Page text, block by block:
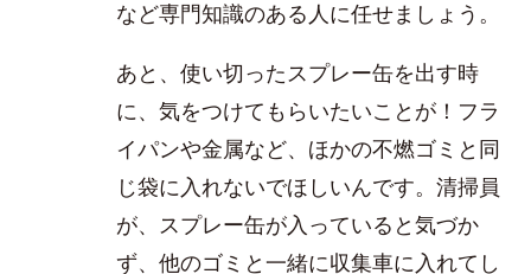
など専門知識のある人に任せましょう。
あと、使い切ったスプレー缶を出す時
に、気をつけてもらいたいことが！フラ
イパンや金属など、ほかの不燃ゴミと同
じ袋に入れないでほしいんです。清掃員
が、スプレー缶が入っていると気づか
ず、他のゴミと一緒に収集車に入れてし